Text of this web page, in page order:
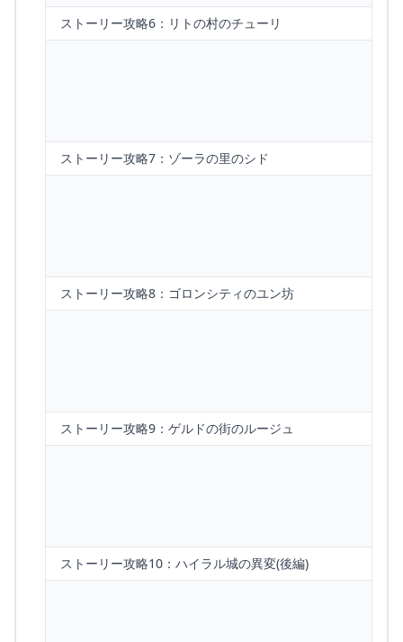
ストーリー攻略6：リトの村のチューリ
ストーリー攻略7：ゾーラの里のシド
ストーリー攻略8：ゴロンシティのユン坊
ストーリー攻略9：ゲルドの街のルージュ
ストーリー攻略10：ハイラル城の異変(後編)